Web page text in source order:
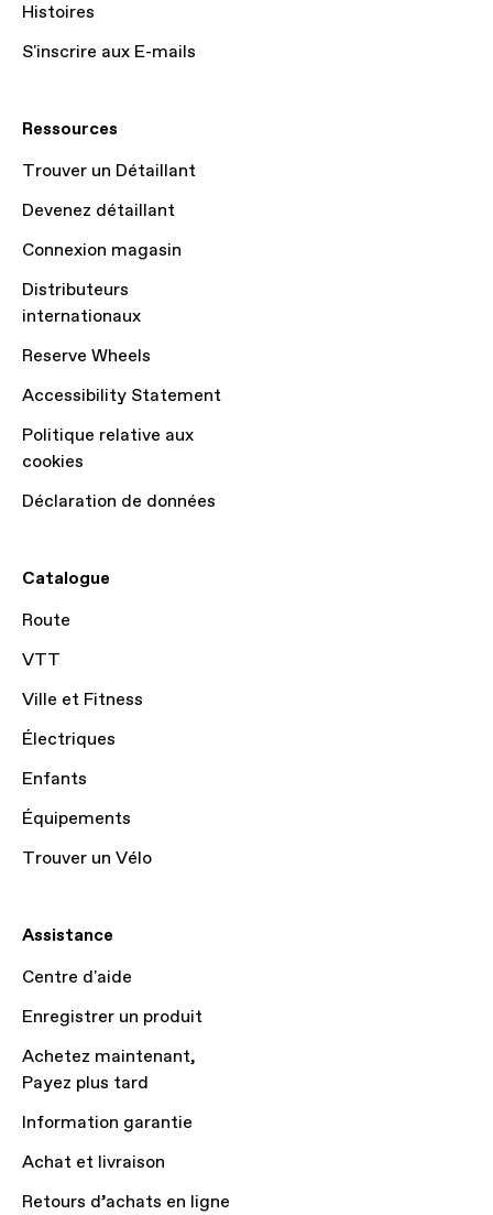
Histoires
S'inscrire aux E-mails
Ressources
Trouver un Détaillant
Devenez détaillant
Connexion magasin
Distributeurs
internationaux
Reserve Wheels
Accessibility Statement
Politique relative aux
cookies
Déclaration de données
Catalogue
Route
VTT
Ville et Fitness
Électriques
Enfants
Équipements
Trouver un Vélo
Assistance
Centre d'aide
Enregistrer un produit
Achetez maintenant,
Payez plus tard
Information garantie
Achat et livraison
Retours d’achats en ligne